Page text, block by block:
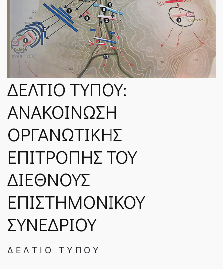
ΔΡΑΣΤΗΡΙΌΤΗΤΕΣ
ΝΈΑ
SPARTANET
E-JOURNAL
ΔΕΛΤΙΟ ΤΥΠΟΥ:
ΑΝΑΚΟΙΝΩΣΗ
ΟΡΓΑΝΩΤΙΚΗΣ
ΕΠΙΤΡΟΠΗΣ ΤΟΥ
ΔΙΕΘΝΟΥΣ
ΕΠΙΣΤΗΜΟΝΙΚΟΥ
ΣΥΝΕΔΡΙΟΥ
Δ Ε Λ Τ Ι Ο Τ Υ Π Ο Υ